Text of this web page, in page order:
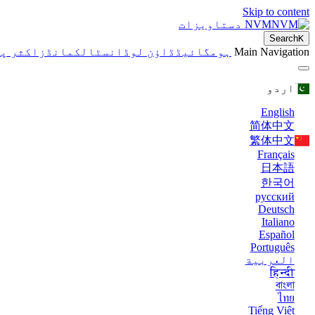
Skip to content
NVM دستاویزات
SearchK
Main Navigation ہوم گائیڈ ڈاؤن لوڈ انسٹال کمانڈز اکثر
اردو
English
简体中文
繁体中文
Français
日本語
한국어
русский
Deutsch
Italiano
Español
Português
العربية
हिन्दी
বাংলা
ไทย
Tiếng Việt